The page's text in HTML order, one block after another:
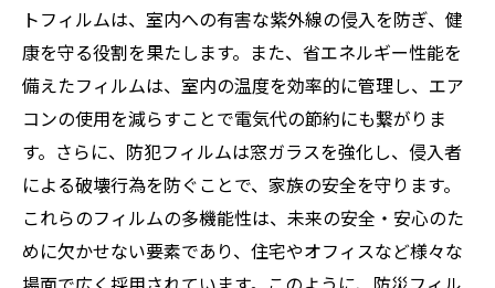
トフィルムは、室内への有害な紫外線の侵入を防ぎ、健
康を守る役割を果たします。また、省エネルギー性能を
備えたフィルムは、室内の温度を効率的に管理し、エア
コンの使用を減らすことで電気代の節約にも繋がりま
す。さらに、防犯フィルムは窓ガラスを強化し、侵入者
による破壊行為を防ぐことで、家族の安全を守ります。
これらのフィルムの多機能性は、未来の安全・安心のた
めに欠かせない要素であり、住宅やオフィスなど様々な